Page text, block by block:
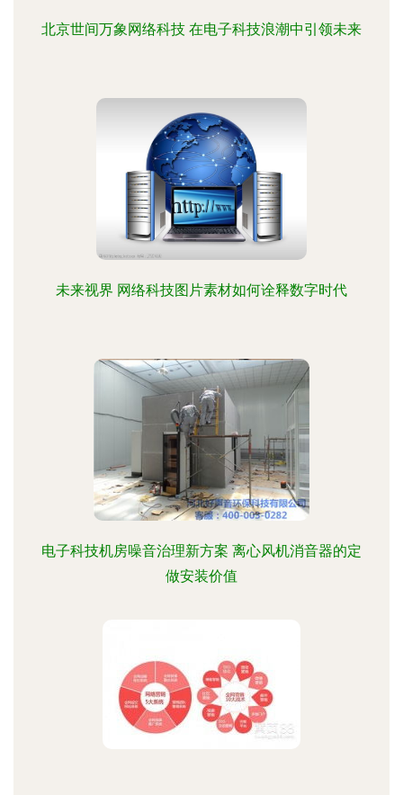
北京世间万象网络科技 在电子科技浪潮中引领未来
未来视界 网络科技图片素材如何诠释数字时代
电子科技机房噪音治理新方案 离心风机消音器的定
做安装价值